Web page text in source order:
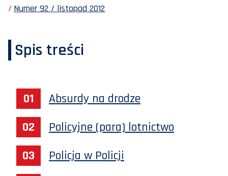
Numer 92 / listopad 2012
Spis treści
Absurdy na drodze
Policyjne (para) lotnictwo
Policja w Policji